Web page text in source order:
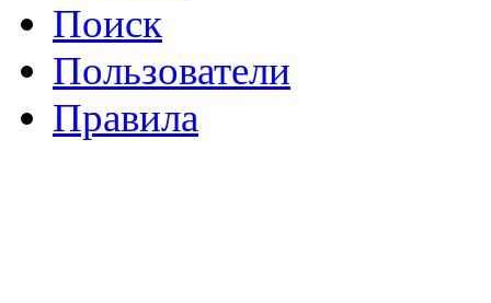
Поиск
Пользователи
Правила